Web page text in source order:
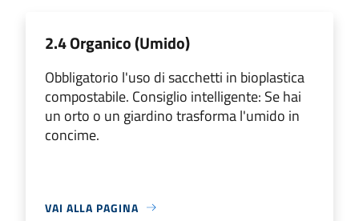
2.4 Organico (Umido)
Obbligatorio l'uso di sacchetti in bioplastica
compostabile. Consiglio intelligente: Se hai
un orto o un giardino trasforma l'umido in
concime.
VAI ALLA PAGINA